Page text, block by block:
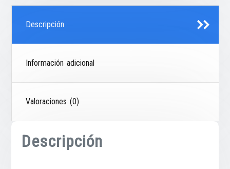
Descripción
Información adicional
Valoraciones (0)
Descripción